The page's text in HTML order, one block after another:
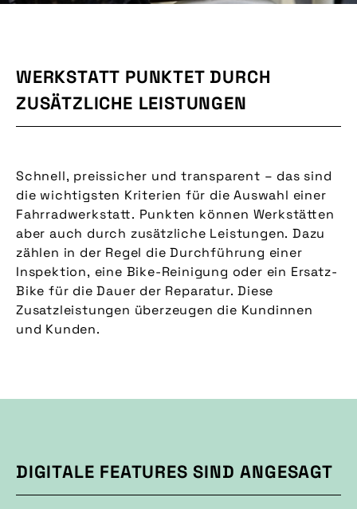
WERKSTATT PUNKTET DURCH
ZUSÄTZLICHE LEISTUNGEN
Schnell, preissicher und transparent – das sind
die wichtigsten Kriterien für die Auswahl einer
Fahrradwerkstatt. Punkten können Werkstätten
aber auch durch zusätzliche Leistungen. Dazu
zählen in der Regel die Durchführung einer
Inspektion, eine Bike-Reinigung oder ein Ersatz-
Bike für die Dauer der Reparatur. Diese
Zusatzleistungen überzeugen die Kundinnen
und Kunden.
DIGITALE FEATURES SIND ANGESAGT